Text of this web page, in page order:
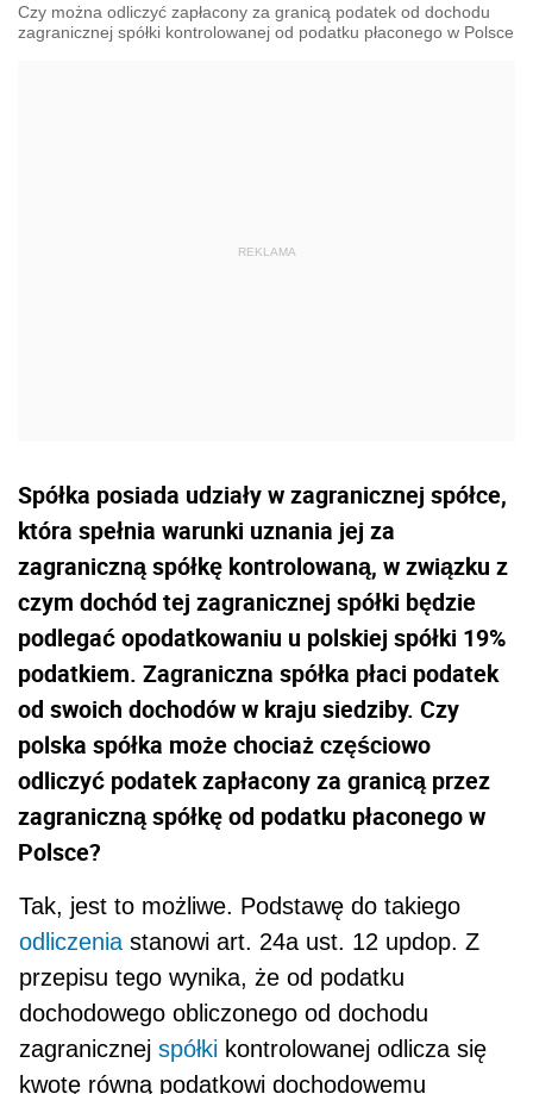
Czy można odliczyć zapłacony za granicą podatek od dochodu
zagranicznej spółki kontrolowanej od podatku płaconego w Polsce
Spółka posiada udziały w zagranicznej spółce,
która spełnia warunki uznania jej za
zagraniczną spółkę kontrolowaną, w związku z
czym dochód tej zagranicznej spółki będzie
podlegać opodatkowaniu u polskiej spółki 19%
podatkiem. Zagraniczna spółka płaci podatek
od swoich dochodów w kraju siedziby. Czy
polska spółka może chociaż częściowo
odliczyć podatek zapłacony za granicą przez
zagraniczną spółkę od podatku płaconego w
Polsce?
Tak, jest to możliwe. Podstawę do takiego
odliczenia stanowi art. 24a ust. 12 updop. Z
przepisu tego wynika, że od podatku
dochodowego obliczonego od dochodu
zagranicznejspółki kontrolowanej odlicza się
kwotę równą podatkowi dochodowemu